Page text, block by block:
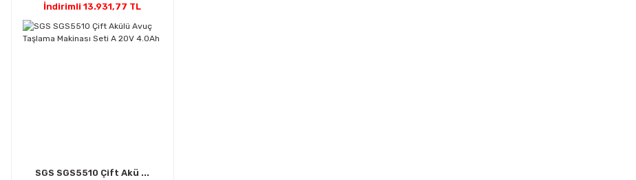
İndirimli 13.931,77 TL
SGS SGS5510 Çift Akü ...